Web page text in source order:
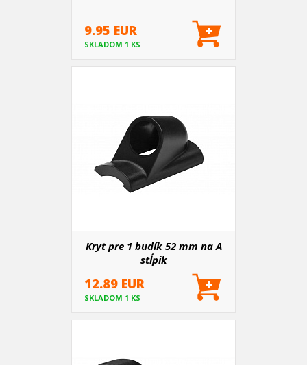
9.95 EUR
SKLADOM 1 KS
Kryt pre 1 budík 52 mm na A
stĺpik
12.89 EUR
SKLADOM 1 KS